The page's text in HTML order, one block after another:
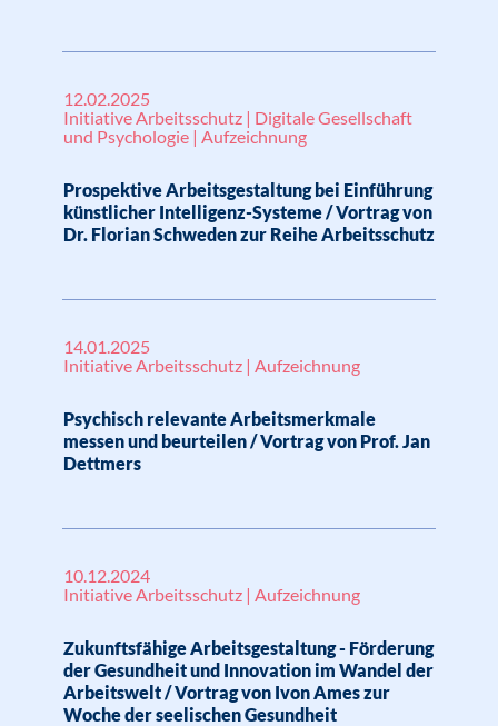
12.02.2025
Initiative Arbeitsschutz | Digitale Gesellschaft
und Psychologie | Aufzeichnung
Prospektive Arbeitsgestaltung bei Einführung
künstlicher Intelligenz-Systeme / Vortrag von
Dr. Florian Schweden zur Reihe Arbeitsschutz
14.01.2025
Initiative Arbeitsschutz | Aufzeichnung
Psychisch relevante Arbeitsmerkmale
messen und beurteilen / Vortrag von Prof. Jan
Dettmers
10.12.2024
Initiative Arbeitsschutz | Aufzeichnung
Zukunftsfähige Arbeitsgestaltung - Förderung
der Gesundheit und Innovation im Wandel der
Arbeitswelt / Vortrag von Ivon Ames zur
Woche der seelischen Gesundheit